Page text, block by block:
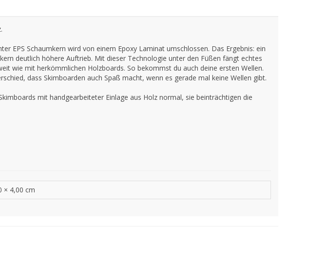
EPS Schaumkern wird von einem Epoxy Laminat umschlossen. Das Ergebnis: ein
deutlich höhere Auftrieb. Mit dieser Technologie unter den Füßen fängt echtes
wie mit herkömmlichen Holzboards. So bekommst du auch deine ersten Wellen.
dass Skimboarden auch Spaß macht, wenn es gerade mal keine Wellen gibt.
mit handgearbeiteter Einlage aus Holz normal, sie beinträchtigen die
× 4,00 cm